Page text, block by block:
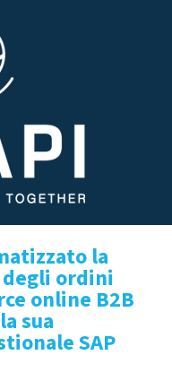
la
degli ordini
online B2B
sua
SAP